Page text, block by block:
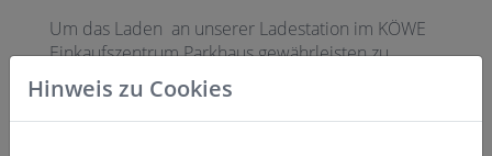
Um das Laden an unserer Ladestation im KÖWE
Einkaufszentrum Parkhaus gewährleisten zu
können, ist es erforderlich, dass entweder (bei
bestehendem Vertragsverhältnis mit der REWAG)
die REWAG Ladekarte oder für Adhoc-Laden die
Hinweis zu Cookies